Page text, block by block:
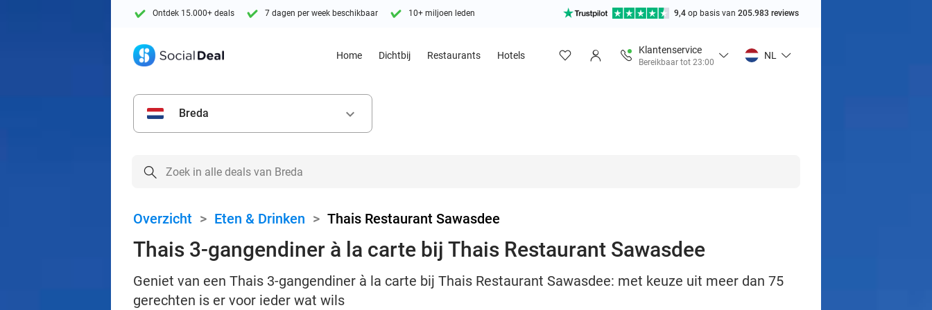
Ontdek 15.000+ deals 7 dagen per week beschikbaar 10+ miljoen leden 9,4 op basis van 205.983 reviews
Home Dichtbij Restaurants Hotels
Klantenservice
Bereikbaar tot 23:00
NL
Breda keyboard_arrow_down
Overzicht > Eten & Drinken > Thais Restaurant Sawasdee
Thais 3-gangendiner à la carte bij Thais Restaurant Sawasdee
Geniet van een Thais 3-gangendiner à la carte bij Thais Restaurant Sawasdee: met keuze uit meer dan 75
gerechten is er voor ieder wat wils